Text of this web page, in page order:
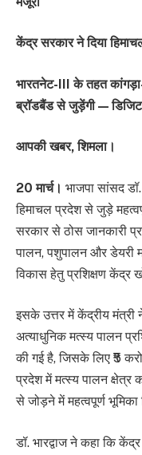
केंद्र सरकार ने दिया
भारतनेट-III के तहत
ब्रॉडबैंड से जुड़ेंगी —
आपकी खबर, शिमला।
20 मार्च। भाजपा सांसद
हिमाचल प्रदेश से जुड़े
सरकार से ठोस जानकारी
पालन, पशुपालन और डेयरी
विकास हेतु प्रशिक्षण केंद्र
इसके उत्तर में केंद्रीय
अत्याधुनिक मत्स्य पालन
की गई है, जिसके लिए ₹5
प्रदेश में मत्स्य पालन क्षेत्र
से जोड़ने में महत्वपूर्ण भूमिका
डॉ. भारद्वाज ने कहा कि